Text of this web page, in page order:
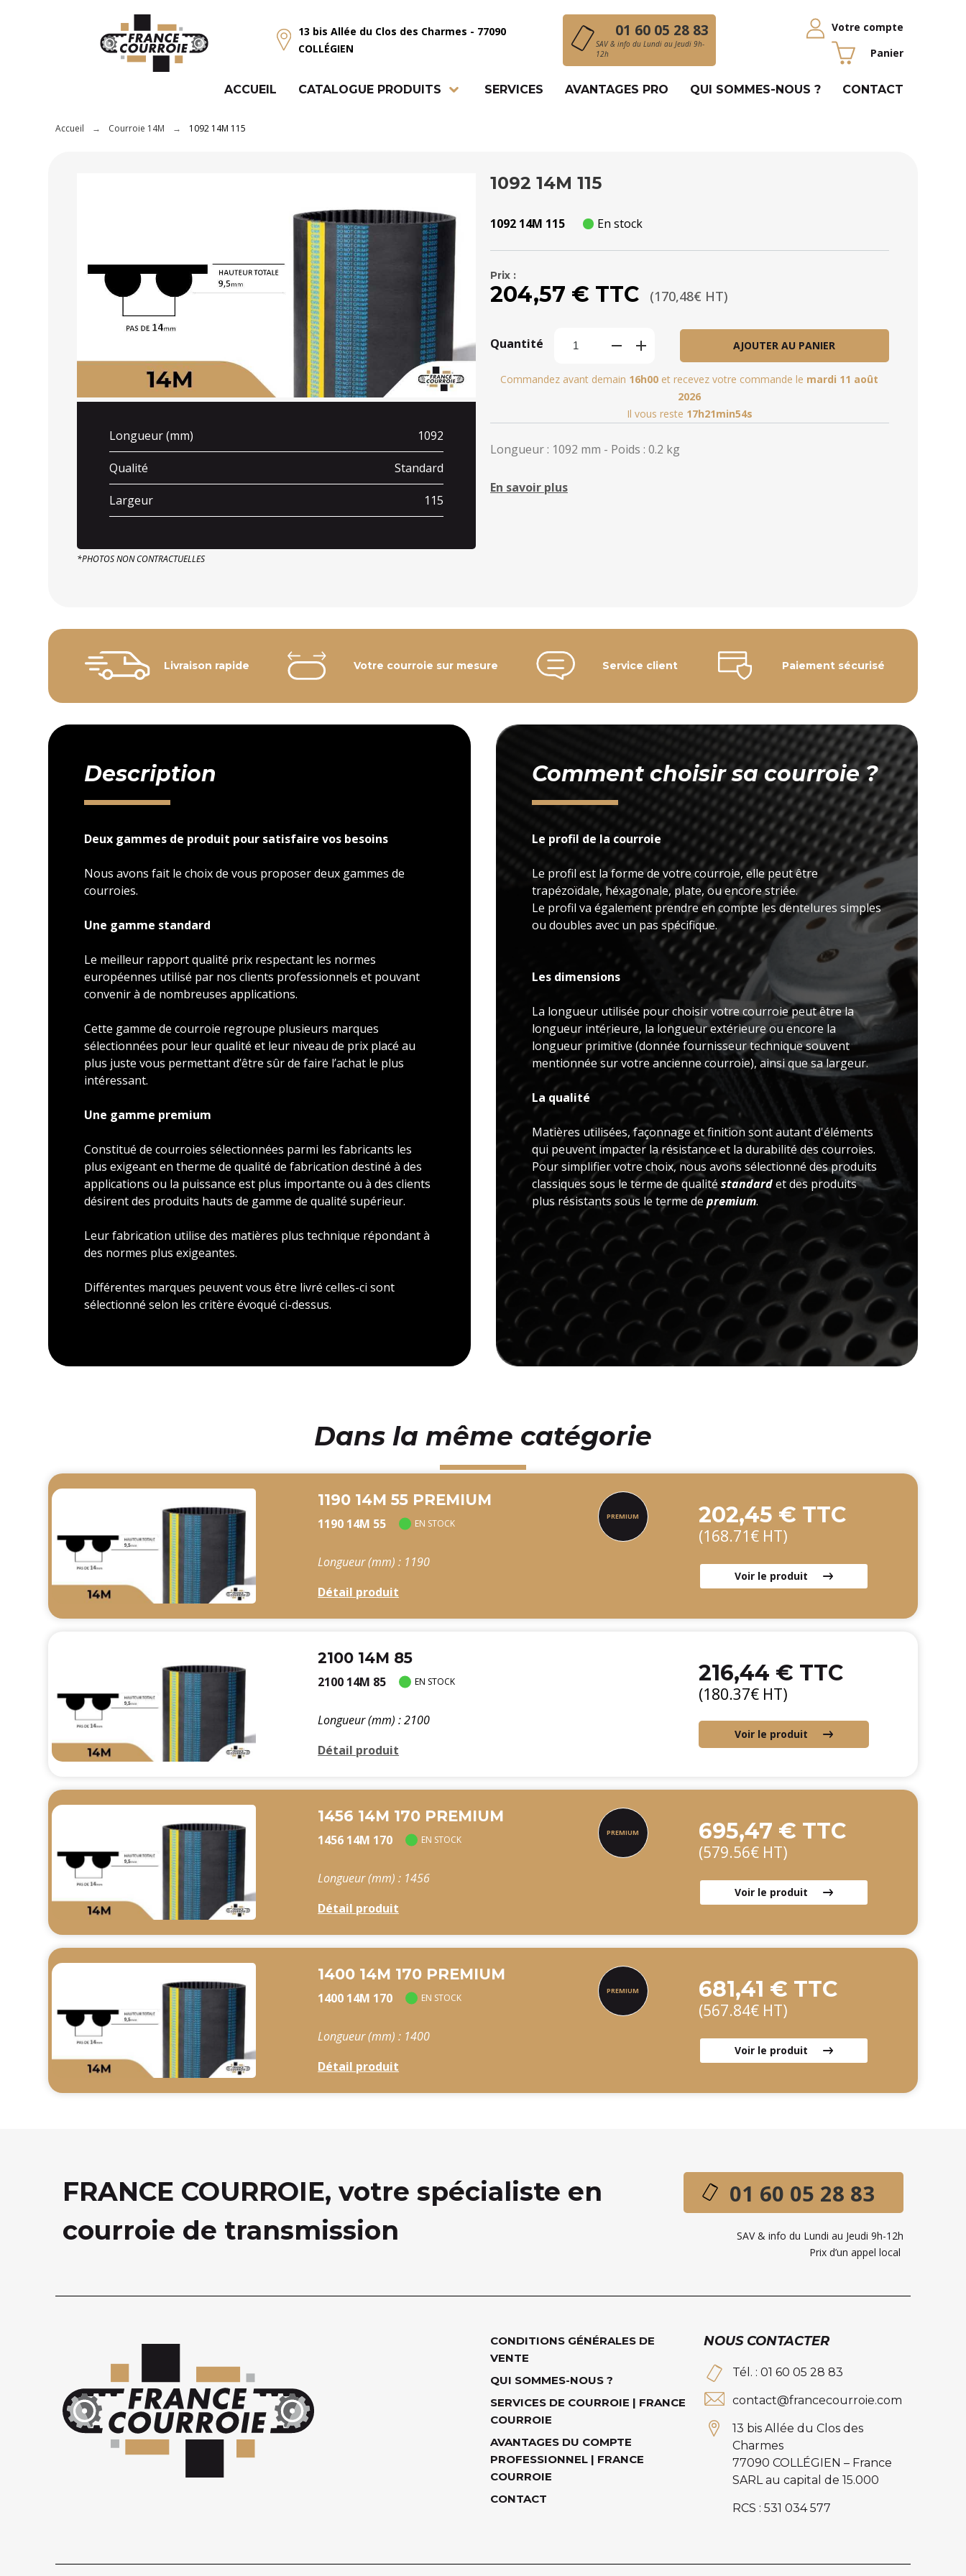
13 bis Allée du Clos des Charmes - 77090
COLLÉGIEN
01 60 05 28 83
SAV & info du Lundi au Jeudi 9h-
12h
Votre compte
Panier
ACCUEIL CATALOGUE PRODUITS SERVICES AVANTAGES PRO QUI SOMMES-NOUS ? CONTACT
Accueil Courroie 14M 1092 14M 115
Longueur (mm) 1092
Qualité Standard
Largeur 115
*PHOTOS NON CONTRACTUELLES
1092 14M 115
1092 14M 115 En stock
Prix :
204,57 € TTC (170,48€ HT)
Quantité AJOUTER AU PANIER
Commandez avant demain 16h00 et recevez votre commande le mardi 11 août
2026
Il vous reste 17h21min53s
Longueur : 1092 mm - Poids : 0.2 kg
En savoir plus
Livraison rapide Votre courroie sur mesure Service client Paiement sécurisé
Description
Deux gammes de produit pour satisfaire vos besoins
Nous avons fait le choix de vous proposer deux gammes de
courroies.
Une gamme standard
Le meilleur rapport qualité prix respectant les normes
européennes utilisé par nos clients professionnels et pouvant
convenir à de nombreuses applications.
Cette gamme de courroie regroupe plusieurs marques
sélectionnées pour leur qualité et leur niveau de prix placé au
plus juste vous permettant d’être sûr de faire l’achat le plus
intéressant.
Une gamme premium
Constitué de courroies sélectionnées parmi les fabricants les
plus exigeant en therme de qualité de fabrication destiné à des
applications ou la puissance est plus importante ou à des clients
désirent des produits hauts de gamme de qualité supérieur.
Leur fabrication utilise des matières plus technique répondant à
des normes plus exigeantes.
Différentes marques peuvent vous être livré celles-ci sont
sélectionné selon les critère évoqué ci-dessus.
Comment choisir sa courroie ?
Le profil de la courroie
Le profil est la forme de votre courroie, elle peut être
trapézoïdale, héxagonale, plate, ou encore striée.
Le profil va également prendre en compte les dentelures simples
ou doubles avec un pas spécifique.
Les dimensions
La longueur utilisée pour choisir votre courroie peut être la
longueur intérieure, la longueur extérieure ou encore la
longueur primitive (donnée fournisseur technique souvent
mentionnée sur votre ancienne courroie), ainsi que sa largeur.
La qualité
Matières utilisées, façonnage et finition sont autant d'éléments
qui peuvent impacter la résistance et la durabilité des courroies.
Pour simplifier votre choix, nous avons sélectionné des produits
classiques sous le terme de qualité standardet des produits
plus résistants sous le terme de premium.
Dans la même catégorie
1190 14M 55 PREMIUM
1190 14M 55 EN STOCK
Longueur (mm) : 1190
Détail produit
202,45 € TTC
(168.71€ HT)
Voir le produit
2100 14M 85
2100 14M 85 EN STOCK
Longueur (mm) : 2100
Détail produit
216,44 € TTC
(180.37€ HT)
Voir le produit
1456 14M 170 PREMIUM
1456 14M 170 EN STOCK
Longueur (mm) : 1456
Détail produit
695,47 € TTC
(579.56€ HT)
Voir le produit
1400 14M 170 PREMIUM
1400 14M 170 EN STOCK
Longueur (mm) : 1400
Détail produit
681,41 € TTC
(567.84€ HT)
Voir le produit
FRANCE COURROIE, votre spécialiste en
courroie de transmission
01 60 05 28 83
SAV & info du Lundi au Jeudi 9h-12h
Prix d’un appel local
CONDITIONS GÉNÉRALES DE
VENTE
QUI SOMMES-NOUS ?
SERVICES DE COURROIE | FRANCE
COURROIE
AVANTAGES DU COMPTE
PROFESSIONNEL | FRANCE
COURROIE
CONTACT
NOUS CONTACTER
Tél. : 01 60 05 28 83
contact@francecourroie.com
13 bis Allée du Clos des
Charmes
77090 COLLÉGIEN – France
SARL au capital de 15.000
RCS : 531 034 577